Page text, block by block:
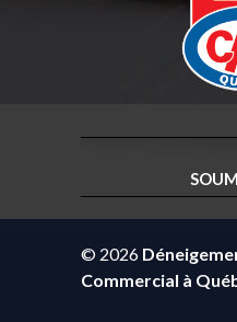
DÉNEIGEURS
© 2026
Commercial à